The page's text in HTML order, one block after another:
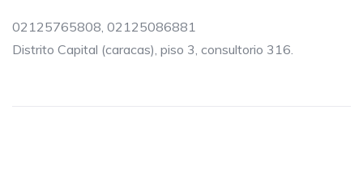
02125765808, 02125086881
Distrito Capital (caracas), piso 3, consultorio 316.